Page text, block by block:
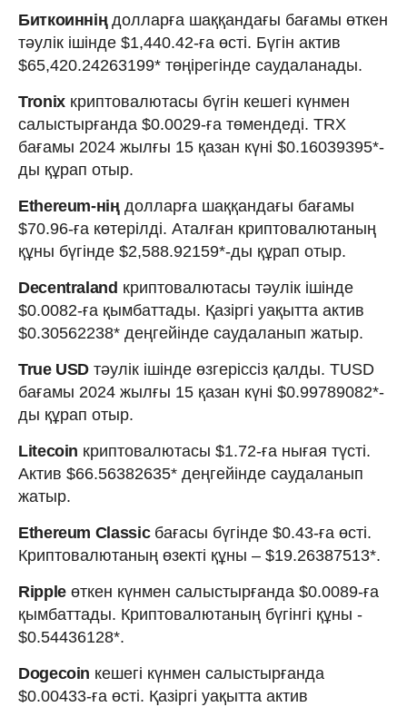
Биткоинніңдолларға шаққандағы бағамы өткен
тәулік ішінде $1,440.42-ға өсті. Бүгін актив
$65,420.24263199* төңірегінде саудаланады.
Tronixкриптовалютасы бүгін кешегі күнмен
салыстырғанда $0.0029-ға төмендеді. TRX
бағамы 2024 жылғы 15 қазан күні $0.16039395*-
ды құрап отыр.
Ethereum-ніңдолларға шаққандағы бағамы
$70.96-ға көтерілді. Аталған криптовалютаның
құны бүгінде $2,588.92159*-ды құрап отыр.
Decentraland криптовалютасы тәулік ішінде
$0.0082-ға қымбаттады. Қазіргі уақытта актив
$0.30562238* деңгейінде саудаланып жатыр.
True USD тәулік ішінде өзгеріссіз қалды. TUSD
бағамы 2024 жылғы 15 қазан күні $0.99789082*-
ды құрап отыр.
Litecoin криптовалютасы $1.72-ға нығая түсті.
Актив $66.56382635* деңгейінде саудаланып
жатыр.
Ethereum Classicбағасы бүгінде $0.43-ға өсті.
Криптовалютаның өзекті құны – $19.26387513*.
Rippleөткен күнмен салыстырғанда $0.0089-ға
қымбаттады. Криптовалютаның бүгінгі құны -
$0.54436128*.
Dogecoin кешегі күнмен салыстырғанда
$0.00433-ға өсті. Қазіргі уақытта актив